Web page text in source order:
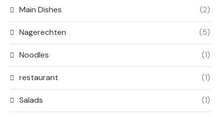
Main Dishes (2)
Nagerechten (5)
Noodles (1)
restaurant (1)
Salads (1)